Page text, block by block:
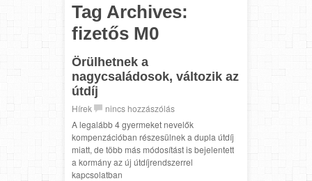
Tag Archives:
fizetős M0
Örülhetnek a
nagycsaládosok, változik az
útdíj
Hírek
nincs hozzászólás
A legalább 4 gyermeket nevelők
kompenzációban részesülnek a dupla útdíj
miatt, de több más módosítást is bejelentett
a kormány az új útdíjrendszerrel
kapcsolatban